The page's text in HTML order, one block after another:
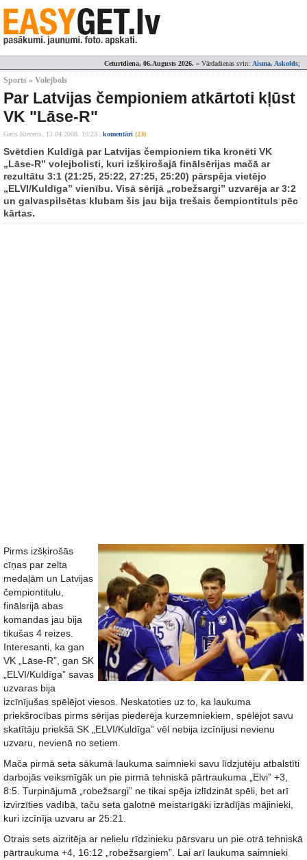
Ceturtdiena, 06.Augusts 2026. » Vārdadienas svin: Aisma, Askolds;
Sports » Volejbols
Par Latvijas čempioniem atkārtoti kļūst
VK "Lāse-R"
Gatis Kreceris, 13.04.2008. 16:23 komentāri (23)
Svētdien Kuldīgā par Latvijas čempioniem tika kronēti VK
„Lāse-R” volejbolisti, kuri izšķirošajā finālsērijas mačā ar
rezultātu 3:1 (21:25, 25:22, 27:25, 25:20) pārspēja vietējo
„ELVI/Kuldīga” vienību. Visā sērijā „robežsargi” uzvarēja ar 3:2
un galvaspilsētas klubam šis jau bija trešais čempiontituls pēc
kārtas.
Pirms izšķirošās
cīņas par zelta
medaļām un Latvijas
čempiontitulu,
finālsrijā abas
komandas jau bija
tikušas 4 reizes.
Interesanti, ka gan
VK „Lāse-R”, gan SK
„ELVI/Kuldīga” savas
uzvaras bija
izcīnījušas spēlējot viesos. Neskatoties uz to, ka laukuma
priekšrocības pirms sērijas piederēja kurzemniekiem, spēlējot savu
skatītāju priekšā SK „ELVI/Kuldīga” vēl nebija izcīnījusi nevienu
uzvaru, nevienā no setiem.
Mača pirmā seta sākumā laukuma saimnieki savu līdzjutēju atbalstīti
darbojās veiksmīgāk un pie pirmā tehniskā pārtraukuma „Elvi” +3,
8:5. Turpinājumā „robežsargi” ne tikai spēja izlīdzināt spēli, bet arī
izvirzīties vadībā, taču seta galotnē meistarīgāki izrādījās mājinieki,
kuri izcīnīja uzvaru ar 25:21.
Otrais sets aizritēja ar nelielu rīdzinieku pārsvaru un pie otrā tehniskā
pārtraukuma +4, 16:12 „robežsargiem”. Lai arī laukuma saimnieki